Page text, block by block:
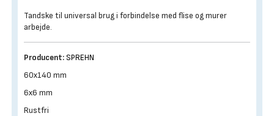
Tandske til universal brug i forbindelse med flise og murer
arbejde.
Producent: SPREHN
60x140 mm
6x6 mm
Rustfri